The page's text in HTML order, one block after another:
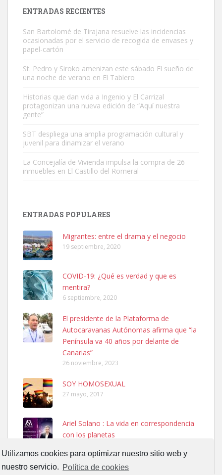
Utilizamos cookies para optimizar nuestro sitio web y
nuestro servicio. Política de cookies
Leales.org » Gran Canaria | 9.7.2025
Gato manso encontrado
Este gato macho ha aparecido en la calle hace menos de un mes,
es muy manso y extremadamente cari...
hembra, 4 años. Por motivos personales ...
Leales.org » Gran Canaria
SHIBA PERDIDO AVDA JOSE MESA Y LOPEZ
PERRO MACHO RAZA SHIBA CON MICROCHIP PERDIDO HOY
06/07/2025 ZONA MESA Y LOPEZ. ES MUY ASUSTADIZO
Leales.org » Gran Canaria
Ninfa perdida
calle, se perdió por la zon...
Leales.org » Gran Canaria | 6.7.2025
ENTRADAS RECIENTES
San Bartolomé de Tirajana resuelve las incidencias
ocasionadas por el servicio de recogida de envases y
papel-cartón
St. Pedro y Siroko amenizan este sábado El sueño de
una noche de verano en El Tablero
Historias que dan vida a Ingenio y El Carrizal
protagonizan una nueva edición de “Aquí nuestra
gente”
SBT despliega una amplia programación cultural y
juvenil para dinamizar el verano
La Concejalía de Vivienda impulsa la compra de 26
inmuebles en El Castillo del Romeral
ENTRADAS POPULARES
Migrantes: entre el drama y el negocio
19 septiembre, 2020
COVID-19: ¿Qué es verdad y que es
mentira?
6 septiembre, 2020
El presidente de la Plataforma de
Autocaravanas Autónomas afirma que “la
Península va 40 años por delante de
Canarias”
26 noviembre, 2023
SOY HOMOSEXUAL
27 mayo, 2017
Ariel Solano : La vida en correspondencia
con los planetas